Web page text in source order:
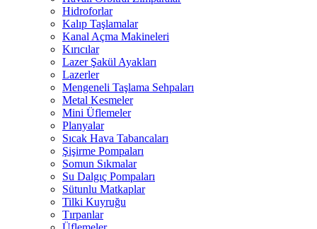
Hidroforlar
Kalıp Taşlamalar
Kanal Açma Makineleri
Kırıcılar
Lazer Şakül Ayakları
Lazerler
Mengeneli Taşlama Sehpaları
Metal Kesmeler
Mini Üflemeler
Planyalar
Sıcak Hava Tabancaları
Şişirme Pompaları
Somun Sıkmalar
Su Dalgıç Pompaları
Sütunlu Matkaplar
Tilki Kuyruğu
Tırpanlar